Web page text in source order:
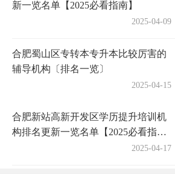
新一览名单【2025必看指南】
2025-04-09
合肥蜀山区专转本专升本比较厉害的
辅导机构〔排名一览〕
2025-04-15
合肥新站高新开发区学历提升培训机
构排名更新一览名单【2025必看指
2025-04-17